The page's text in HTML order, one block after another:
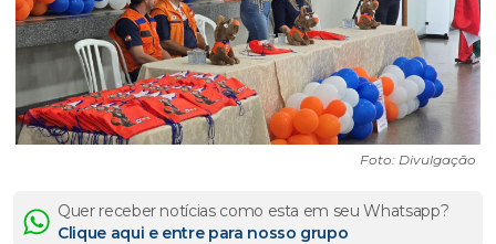
Foto: Divulgação
Quer receber notícias como esta em seu Whatsapp?
Clique aqui e entre para nosso grupo